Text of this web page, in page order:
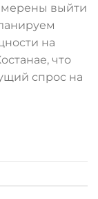
выйти
на
что
спрос на